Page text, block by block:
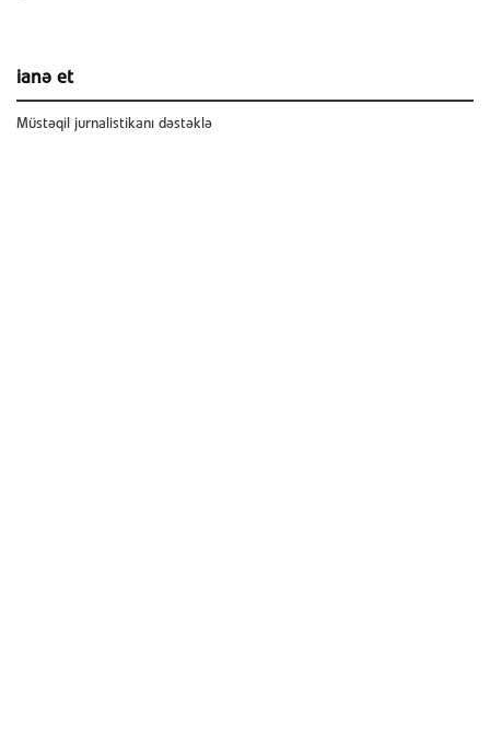
ianə et
Müstəqil jurnalistikanı dəstəklə